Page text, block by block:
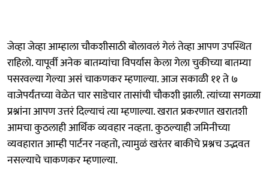
जेव्हा जेव्हा आम्हाला चौकशीसाठी बोलावलं गेलं तेव्हा आपण उपस्थित
राहिलो. यापूर्वी अनेक बातम्यांचा विपर्यास केला गेला चुकीच्या बातम्या
पसरवल्या गेल्या असं चाकणकर म्हणाल्या. आज सकाळी ११ ते ७
वाजेपर्यंतच्या वेळेत चार साडेचार तासांची चौकशी झाली. त्यांच्या सगळ्या
प्रश्नांना आपण उत्तरं दिल्याचं त्या म्हणाल्या. खरात प्रकरणात खरातशी
आमचा कुठलाही आर्थिक व्यवहार नव्हता. कुठल्याही जमिनीच्या
व्यवहारात आम्ही पार्टनर नव्हतो, त्यामुळं खरंतर बाकीचे प्रश्नच उद्भवत
नसल्याचे चाकणकर म्हणाल्या.